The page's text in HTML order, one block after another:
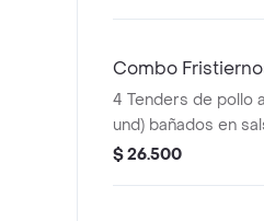
Combo
4 Tenders de pollo
und) bañados en
picante, papas a la
$ 26.500